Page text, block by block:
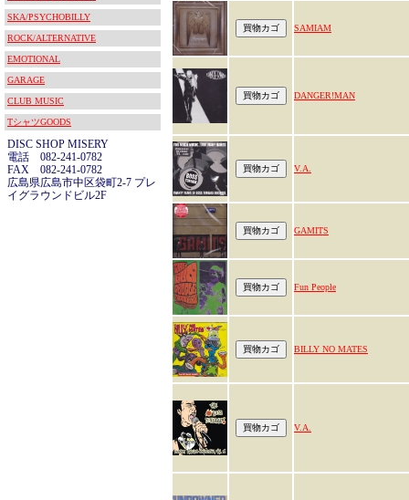
SKA/PSYCHOBILLY
ROCK/ALTERNATIVE
EMOTIONAL
GARAGE
CLUB MUSIC
TシャツGOODS
DISC SHOP MISERY
電話 082-241-0782
FAX 082-241-0782
広島県広島市中区袋町2-7 プレ
イグラウンドビル2F
SAMIAM
DANGER!MAN
V.A.
GAMITS
Fun People
BILLY NO MATES
V.A.